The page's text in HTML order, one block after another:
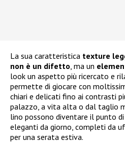
La sua caratteristica texture
non è un difetto, ma un
look un aspetto più ricercato e
permette di giocare con
chiari e delicati fino ai contrasti
palazzo, a vita alta o dal taglio
lino possono diventare il punto
eleganti da giorno, completi da
per una serata estiva.